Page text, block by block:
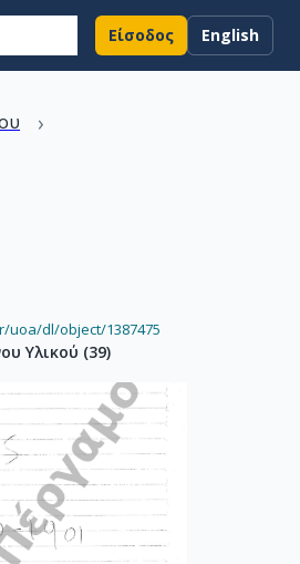
Είσοδος English
›
uoa/dl/object/1387475
Υλικού (39)